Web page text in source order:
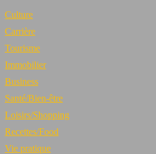
Culture
Carrière
Tourisme
Immobilier
Business
Santé/Bien-être
Loisirs/Shopping
Recettes/Food
Vie pratique